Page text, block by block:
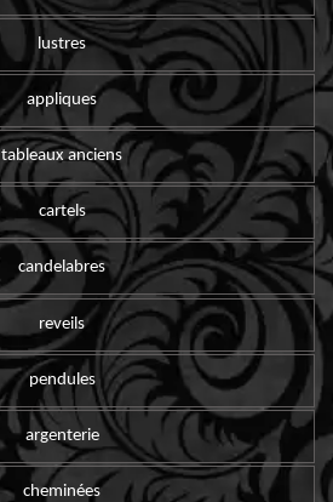
lustres
appliques
tableaux anciens
cartels
candelabres
reveils
pendules
argenterie
cheminées